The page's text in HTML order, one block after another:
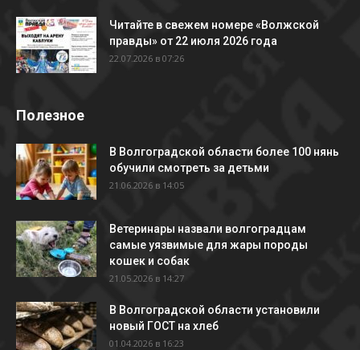
Читайте в свежем номере «Волжской
правды» от 22 июля 2026 года
22.07.2026 в 07:26
Полезное
В Волгоградской области более 100 нянь
обучили смотреть за детьми
21.06.2026 в 14:05
Ветеринары назвали волгоградцам
самые уязвимые для жары породы
кошек и собак
21.05.2026 в 14:27
В Волгоградской области установили
новый ГОСТ на хлеб
01.04.2026 в 16:23